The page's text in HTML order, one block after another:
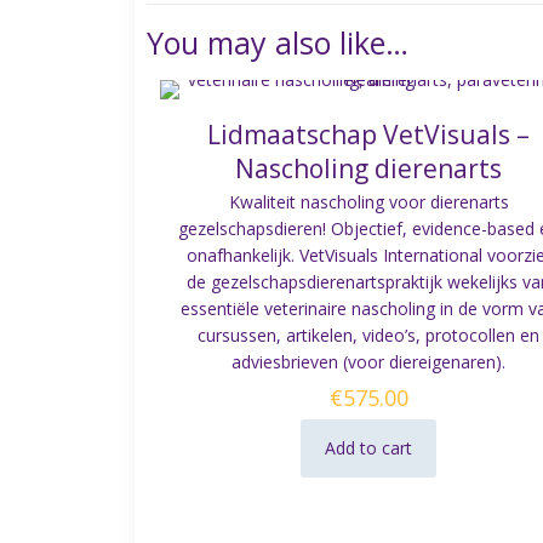
You may also like…
Lidmaatschap VetVisuals –
Nascholing dierenarts
Kwaliteit nascholing voor dierenarts
gezelschapsdieren! Objectief, evidence-based
onafhankelijk. VetVisuals International
de gezelschapsdierenartspraktijk wekelijks
essentiële veterinaire nascholing in de vorm
cursussen, artikelen, video’s, protocollen en
adviesbrieven (voor diereigenaren).
€575.00
Add to cart